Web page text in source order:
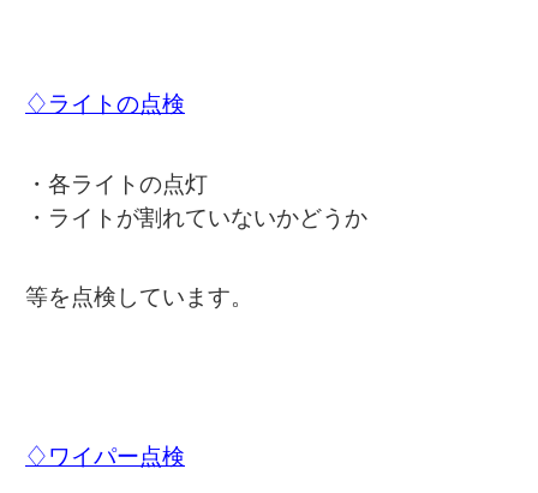
♢ライトの点検
・各ライトの点灯
・ライトが割れていないかどうか
等を点検しています。
♢ワイパー点検